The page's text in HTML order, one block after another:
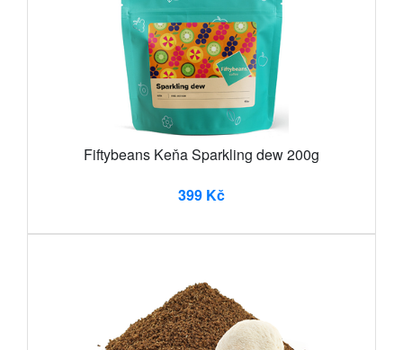
Fiftybeans Keňa Sparkling dew 200g
399 Kč